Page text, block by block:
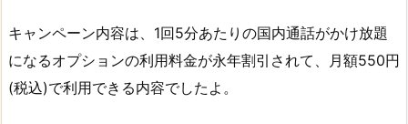
キャンペーン内容は、1回5分あたりの国内通話がかけ放題
になるオプションの利用料金が永年割引されて、月額550円
(税込)で利用できる内容でしたよ。